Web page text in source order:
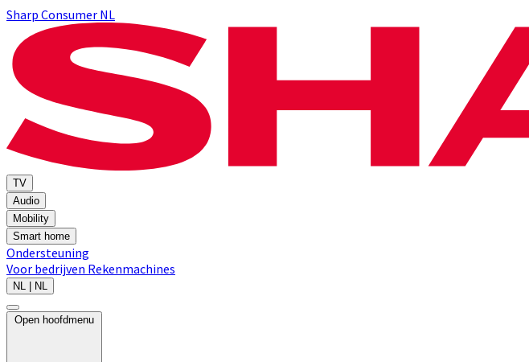
Sharp Consumer NL
TV
Audio
Mobility
Smart home
Ondersteuning
Voor bedrijven Rekenmachines
NL | NL
Open hoofdmenu